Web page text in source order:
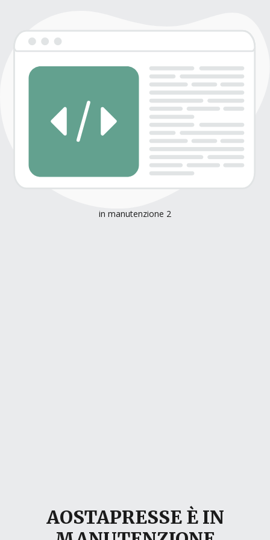
in manutenzione 2
AOSTAPRESSE È IN